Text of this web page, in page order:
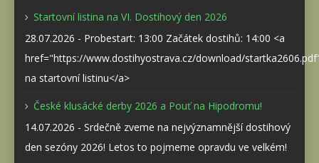
Startovní listina na VI. Dostihový den 2026
28.07.2026 - Probestart: 13:00 Začátek dostihů: 14:00 <a
href="https://www.dostihyostrava.cz/download/
na startovní listinu</a>
České klusácké derby 2026 a Pouť na Hipodromu!
14.07.2026 - Srdečně zveme na nejvýznamnější dostihový
den sezóny 2026! Letos to pojmeme opravdu ve velkém!